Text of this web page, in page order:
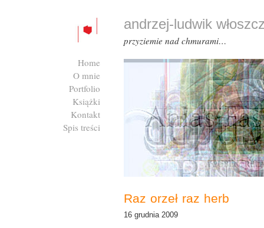
Raz orzeł raz herb
16 grudnia 2009
andrzej-ludwik
przyziemie nad chmurami…
Home
O mnie
Portfolio
Książki
Kontakt
Spis treści